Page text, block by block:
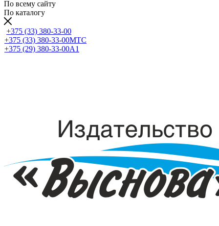
По всему сайту
По каталогу
+375 (33) 380-33-00
+375 (33) 380-33-00МТС
+375 (29) 380-33-00А1